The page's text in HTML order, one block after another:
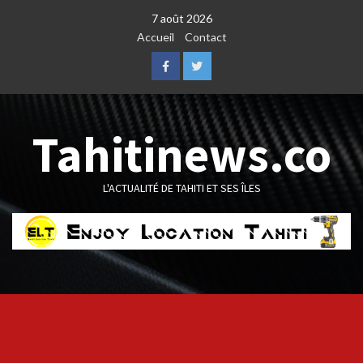
7 août 2026
Accueil
Contact
FacebookTwitter
Tahitinews.co
L'ACTUALITÉ DE TAHITI ET SES ÎLES